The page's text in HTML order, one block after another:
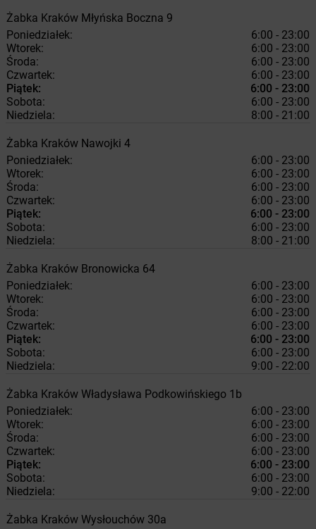
Żabka Kraków Młyńska Boczna 9
Poniedziałek:
6:00 - 23:00
Wtorek:
6:00 - 23:00
Środa:
6:00 - 23:00
Czwartek:
6:00 - 23:00
Piątek:
6:00 - 23:00
Sobota:
6:00 - 23:00
Niedziela:
8:00 - 21:00
Żabka Kraków Nawojki 4
Poniedziałek:
6:00 - 23:00
Wtorek:
6:00 - 23:00
Środa:
6:00 - 23:00
Czwartek:
6:00 - 23:00
Piątek:
6:00 - 23:00
Sobota:
6:00 - 23:00
Niedziela:
8:00 - 21:00
Żabka Kraków Bronowicka 64
Poniedziałek:
6:00 - 23:00
Wtorek:
6:00 - 23:00
Środa:
6:00 - 23:00
Czwartek:
6:00 - 23:00
Piątek:
6:00 - 23:00
Sobota:
6:00 - 23:00
Niedziela:
9:00 - 22:00
Żabka Kraków Władysława Podkowińskiego 1b
Poniedziałek:
6:00 - 23:00
Wtorek:
6:00 - 23:00
Środa:
6:00 - 23:00
Czwartek:
6:00 - 23:00
Piątek:
6:00 - 23:00
Sobota:
6:00 - 23:00
Niedziela:
9:00 - 22:00
Żabka Kraków Wysłouchów 30a